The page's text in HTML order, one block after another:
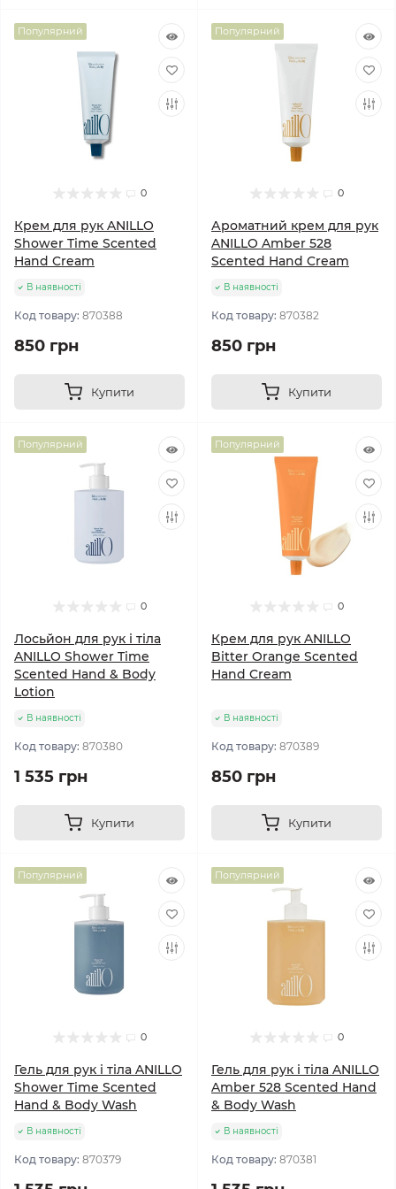
Популярний
0
Крем для рук ANILLO
Shower Time Scented
Hand Cream
В наявності
Код товару: 870388
850 грн
Купити
Популярний
0
Ароматний крем для рук
ANILLO Amber 528
Scented Hand Cream
В наявності
Код товару: 870382
850 грн
Купити
Популярний
0
Лосьйон для рук і тіла
ANILLO Shower Time
Scented Hand & Body
Lotion
В наявності
Код товару: 870380
1 535 грн
Купити
Популярний
0
Крем для рук ANILLO
Bitter Orange Scented
Hand Cream
В наявності
Код товару: 870389
850 грн
Купити
Популярний
0
Гель для рук і тіла ANILLO
Shower Time Scented
Hand & Body Wash
В наявності
Код товару: 870379
Популярний
0
Гель для рук і тіла ANILLO
Amber 528 Scented Hand
& Body Wash
В наявності
Код товару: 870381